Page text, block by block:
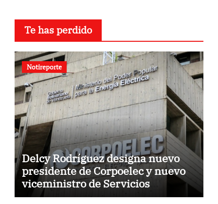
Te has perdido
Notireporte
Delcy Rodríguez designa nuevo
presidente de Corpoelec y nuevo
viceministro de Servicios
Eléctricos